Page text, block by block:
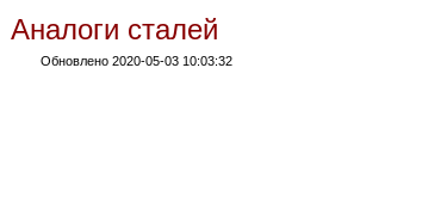
Аналоги сталей
Обновлено 2020-05-03 10:03:32